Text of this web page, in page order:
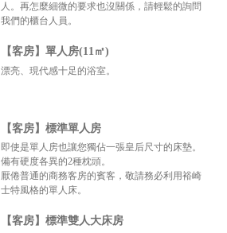
人。再怎麼細微的要求也沒關係，請輕鬆的詢問
我們的櫃台人員。
【客房】單人房(11㎡)
漂亮、現代感十足的浴室。
【客房】標準單人房
即使是單人房也讓您獨佔一張皇后尺寸的床墊。
備有硬度各異的2種枕頭。
厭倦普通的商務客房的賓客，敬請務必利用裕崎
士特風格的單人床。
【客房】標準雙人大床房